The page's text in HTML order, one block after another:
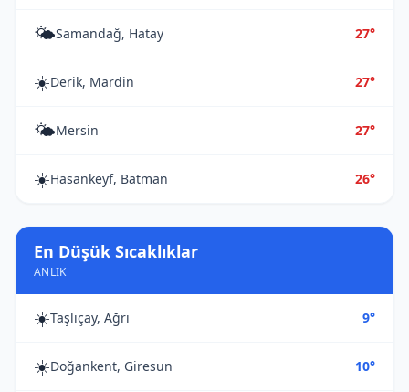
🌤️Samandağ, Hatay 27°
☀️Derik, Mardin 27°
🌤️Mersin 27°
☀️Hasankeyf, Batman 26°
En Düşük Sıcaklıklar
ANLIK
☀️Taşlıçay, Ağrı 9°
☀️Doğankent, Giresun 10°